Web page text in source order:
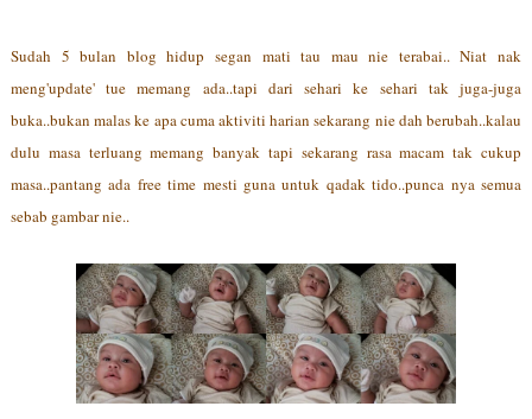
Sudah 5 bulan blog hidup segan mati tau mau nie terabai.. Niat nak
meng'update' tue memang ada..tapi dari sehari ke sehari tak juga-juga
buka..bukan malas ke apa cuma aktiviti harian sekarang nie dah berubah..kalau
dulu masa terluang memang banyak tapi sekarang rasa macam tak cukup
masa..pantang ada free time mesti guna untuk qadak tido..punca nya semua
sebab gambar nie..